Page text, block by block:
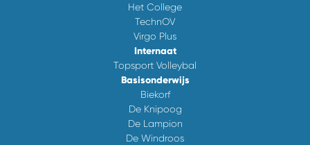
Het College
TechnOV
Virgo Plus
Internaat
Topsport Volleybal
Basisonderwijs
Biekorf
De Knipoog
De Lampion
De Windroos